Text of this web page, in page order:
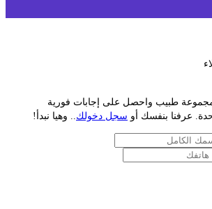
طبيب واحصل على إجابات فورية
بنفسك أوسجل دخولك.. وهيا نبدأ!